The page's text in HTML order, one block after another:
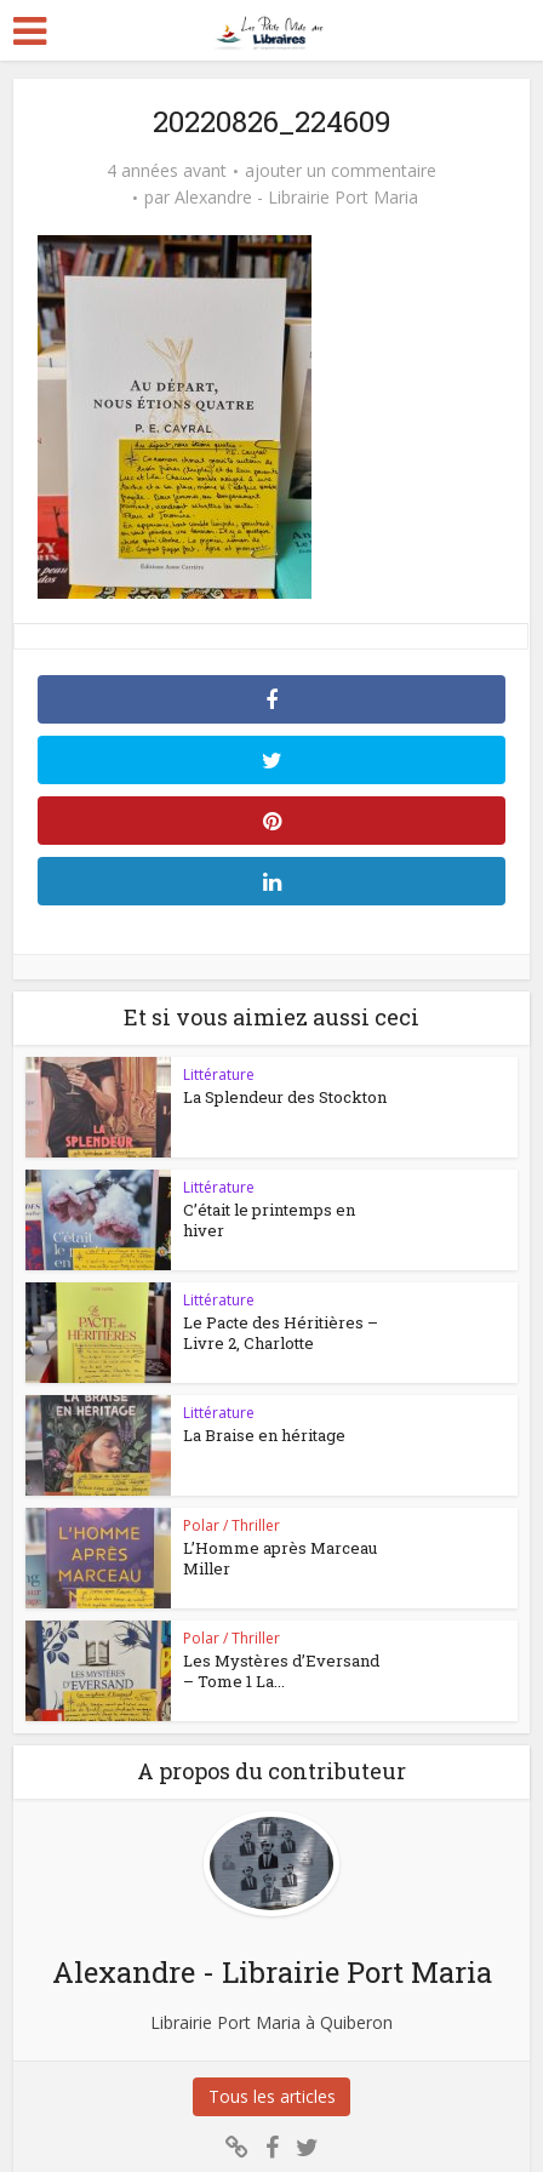
20220826_224609
4 années avant
ajouter un commentaire
par Alexandre - Librairie Port Maria
Et si vous aimiez aussi ceci
Littérature
La Splendeur des Stockton
Littérature
C’était le printemps en
hiver
Littérature
Le Pacte des Héritières –
Livre 2, Charlotte
Littérature
La Braise en héritage
Polar / Thriller
L’Homme après Marceau
Miller
Polar / Thriller
Les Mystères d’Eversand
– Tome 1 La...
A propos du contributeur
Alexandre - Librairie Port Maria
Librairie Port Maria à Quiberon
Tous les articles